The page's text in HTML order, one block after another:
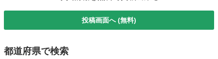
投稿画面へ (無料)
都道府県で検索